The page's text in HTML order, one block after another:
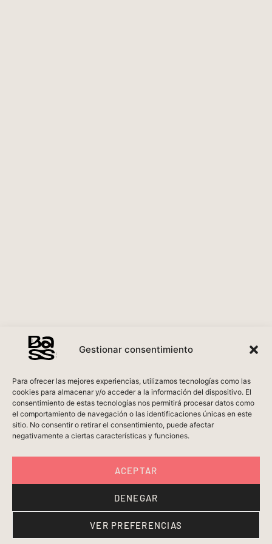
Gestionar consentimiento
Para ofrecer las mejores experiencias, utilizamos tecnologías como las
cookies para almacenar y/o acceder a la información del dispositivo. El
consentimiento de estas tecnologías nos permitirá procesar datos como
el comportamiento de navegación o las identificaciones únicas en este
sitio. No consentir o retirar el consentimiento, puede afectar
negativamente a ciertas características y funciones.
ACEPTAR
DENEGAR
VER PREFERENCIAS